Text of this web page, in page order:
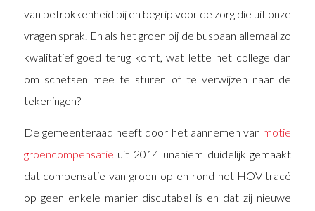
van betrokkenheid bij en begrip voor de zorg die uit onze
vragen sprak. En als het groen bij de busbaan allemaal zo
kwalitatief goed terug komt, wat lette het college dan
om schetsen mee te sturen of te verwijzen naar de
tekeningen?
De gemeenteraad heeft door het aannemen van motie
groencompensatie uit 2014 unaniem duidelijk gemaakt
dat compensatie van groen op en rond het HOV-tracé
op geen enkele manier discutabel is en dat zij nieuwe